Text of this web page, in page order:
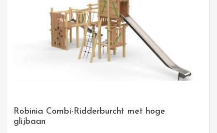
Robinia Combi-Ridderburcht met hoge
glijbaan